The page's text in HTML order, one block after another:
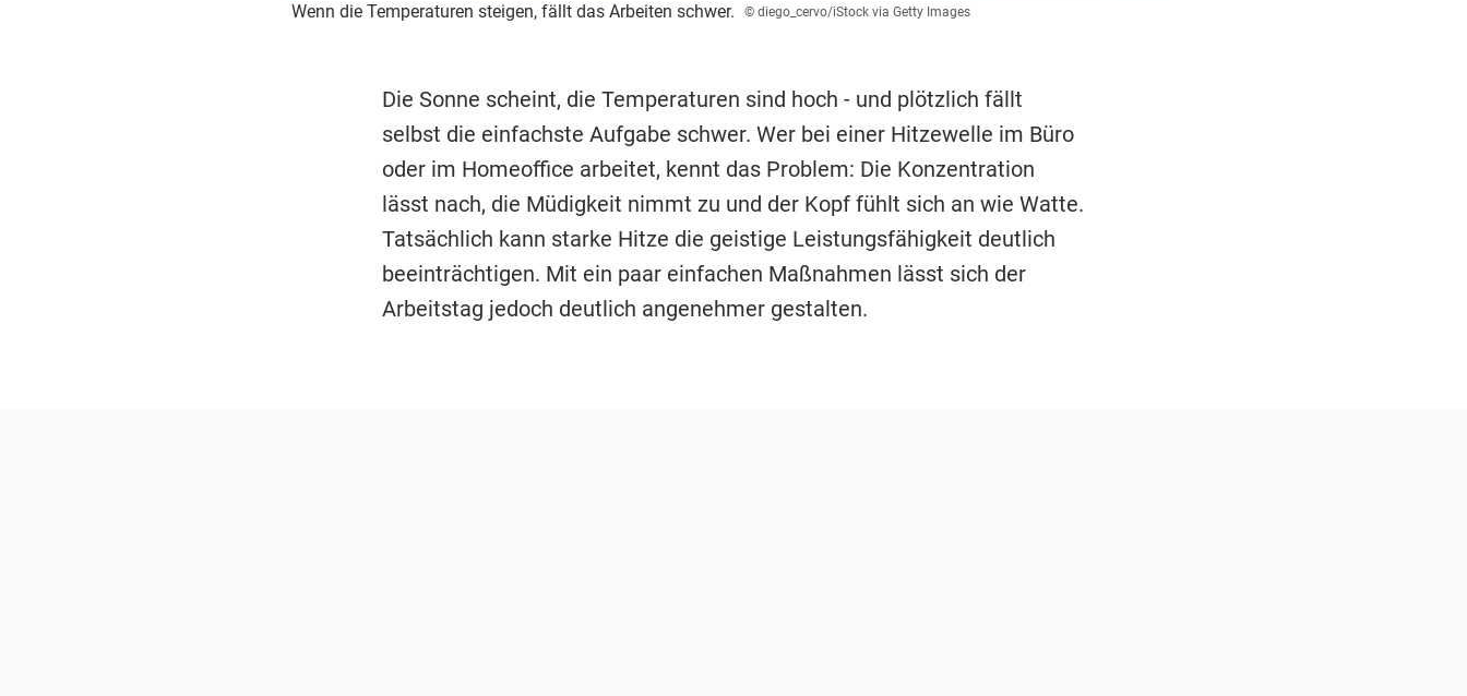
Wenn die Temperaturen steigen, fällt das Arbeiten schwer. © diego_cervo/iStock via Getty Images
Die Sonne scheint, die Temperaturen sind hoch - und plötzlich fällt
selbst die einfachste Aufgabe schwer. Wer bei einer Hitzewelle im Büro
oder im Homeoffice arbeitet, kennt das Problem: Die Konzentration
lässt nach, die Müdigkeit nimmt zu und der Kopf fühlt sich an wie Watte.
Tatsächlich kann starke Hitze die geistige Leistungsfähigkeit deutlich
beeinträchtigen. Mit ein paar einfachen Maßnahmen lässt sich der
Arbeitstag jedoch deutlich angenehmer gestalten.